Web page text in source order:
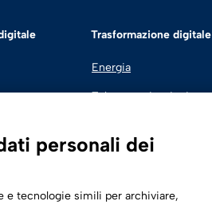
Trasformazione digitale
Energia
Telecomunicazioni
personali dei
e tecnologie simili per archiviare,